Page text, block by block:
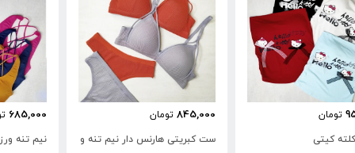
تومان
1,370,000 تومان
تومان
هارنس دار نیم تنه و
685,000 تومان
نیم تنه ورزشی جیم شارک
935,000
نیم تنه